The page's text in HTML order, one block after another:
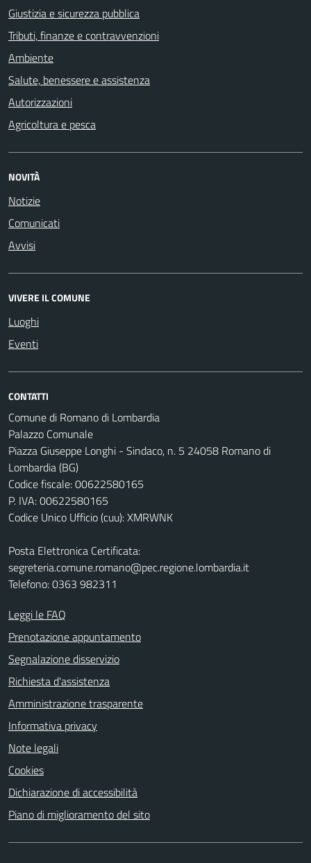
Giustizia e sicurezza pubblica
Tributi, finanze e contravvenzioni
Ambiente
Salute, benessere e assistenza
Autorizzazioni
Agricoltura e pesca
NOVITÀ
Notizie
Comunicati
Avvisi
VIVERE IL COMUNE
Luoghi
Eventi
CONTATTI
Comune di Romano di Lombardia
Palazzo Comunale
Piazza Giuseppe Longhi - Sindaco, n. 5 24058 Romano di
Lombardia (BG)
Codice fiscale: 00622580165
P. IVA: 00622580165
Codice Unico Ufficio (cuu): XMRWNK
Posta Elettronica Certificata:
segreteria.comune.romano@pec.regione.lombardia.it
Telefono: 0363 982311
Leggi le FAQ
Prenotazione appuntamento
Segnalazione disservizio
Richiesta d'assistenza
Amministrazione trasparente
Informativa privacy
Note legali
Cookies
Dichiarazione di accessibilità
Piano di miglioramento del sito